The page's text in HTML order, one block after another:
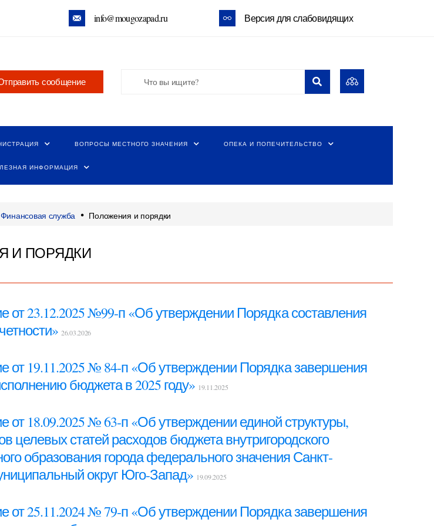
info@mougozapad.ru Версия для слабовидящих
сообщение
ВОПРОСЫ МЕСТНОГО ЗНАЧЕНИЯ ОПЕКА И ПОПЕЧИТЕЛЬСТВО
ИНФОРМАЦИЯ
Финансовая служба • Положения и порядки
И ПОРЯДКИ
от 23.12.2025 №99-п «Об утверждении Порядка составления
26.03.2026
от 19.11.2025 № 84-п «Об утверждении Порядка завершения
бюджета в 2025 году» 19.11.2025
от 18.09.2025 № 63-п «Об утверждении единой структуры,
целевых статей расходов бюджета внутригородского
образования города федерального значения Санкт-
округ Юго-Запад» 19.09.2025
от 25.11.2024 № 79-п «Об утверждении Порядка завершения